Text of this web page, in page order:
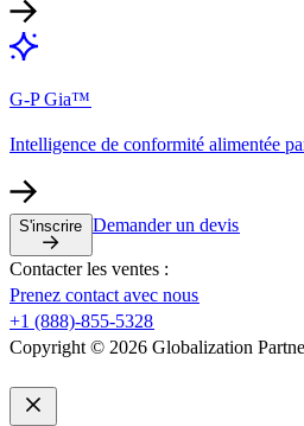
G-P Gia™​​
Intelligence de conformité alimentée
S'inscrire​​ Demander un devis​​
Contacter les ventes :​​
Prenez contact avec nous​​
+1 (888)-855-5328​​
Copyright © 2026 Globalization